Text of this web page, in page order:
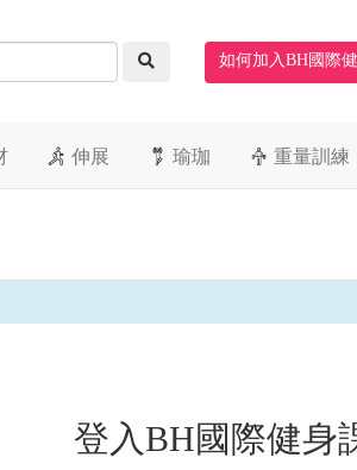
如何加入BH國際
伸展 瑜珈 重量訓練
登入BH國際健身